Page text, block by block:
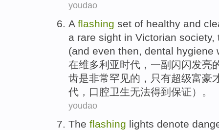
youdao
A flashing set of healthy and
a rare sight in Victorian society,
(and even then, dental hygiene
在维多利亚时代， 一副闪闪发亮
齿是非常罕见的，只有超级富豪
代，口腔卫生无法得到保证）。
youdao
The flashing lights denote